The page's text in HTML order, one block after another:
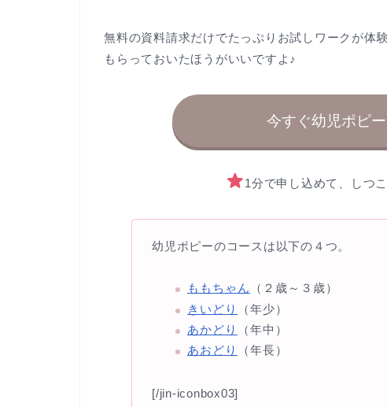
無料の資料請求だけでたっぷりお試しワークが体
もらっておいたほうがいいですよ♪
今すぐ幼児ポピ
1分で申し込めて、しつ
幼児ポピーのコースは以下の４つ。
ももちゃん
（２歳～３歳）
きいどり
（年少）
あかどり
（年中）
あおどり
（年長）
[/jin-iconbox03]